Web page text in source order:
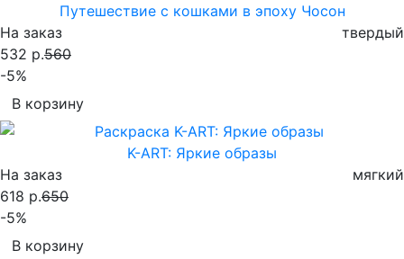
Путешествие с кошками в эпоху Чосон
На заказ
твердый
532 р.560
-5%
В корзину
K-АRТ: Яркие образы
На заказ
мягкий
618 р.650
-5%
В корзину